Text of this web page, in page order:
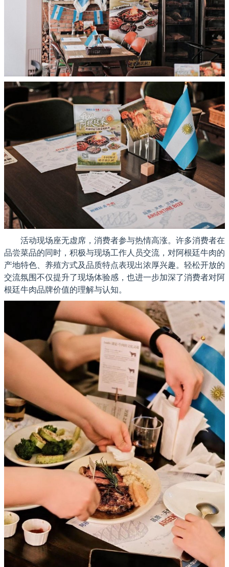
活动现场座无虚席，消费者参与热情高涨。许多消费者在
品尝菜品的同时，积极与现场工作人员交流，对阿根廷牛肉的
产地特色、养殖方式及品质特点表现出浓厚兴趣。轻松开放的
交流氛围不仅提升了现场体验感，也进一步加深了消费者对阿
根廷牛肉品牌价值的理解与认知。